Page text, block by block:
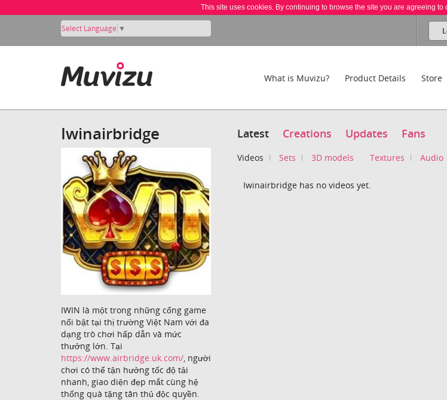
This site uses cookies. By continuing to browse the site you are agreeing to
Select Language ▼
What is Muvizu? Product Details Store
Iwinairbridge
IWIN là một trong những cổng game
nổi bật tại thị trường Việt Nam với đa
dạng trò chơi hấp dẫn và mức
thưởng lớn. Tại
https://www.airbridge.uk.com/ , người
chơi có thể tận hưởng tốc độ tải
nhanh, giao diện đẹp mắt cùng hệ
thống quà tặng tân thủ độc quyền.
Latest Creations Updates Fans
Videos Sets 3D models Textures Audio
Iwinairbridge has no videos yet.